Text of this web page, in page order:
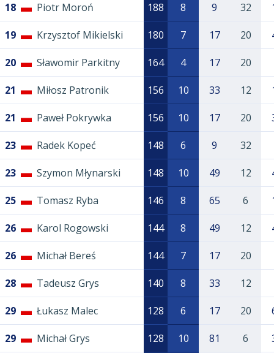
18 Piotr Moroń 188 8 9 32
19 Krzysztof Mikielski 180 7 17 20
20 Sławomir Parkitny 164 4 17 20
21 Miłosz Patronik 156 10 33 12
21 Paweł Pokrywka 156 10 17 20
23 Radek Kopeć 148 6 9 32
23 Szymon Młynarski 148 10 49 12
25 Tomasz Ryba 146 8 65 6
26 Karol Rogowski 144 8 49 12
26 Michał Bereś 144 7 17 20
28 Tadeusz Grys 140 8 33 12
29 Łukasz Malec 128 6 17 20
29 Michał Grys 128 10 81 6